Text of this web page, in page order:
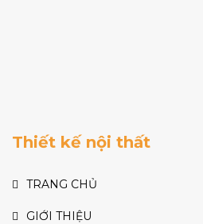
Thiết kế nội thất
TRANG CHỦ
GIỚI THIỆU